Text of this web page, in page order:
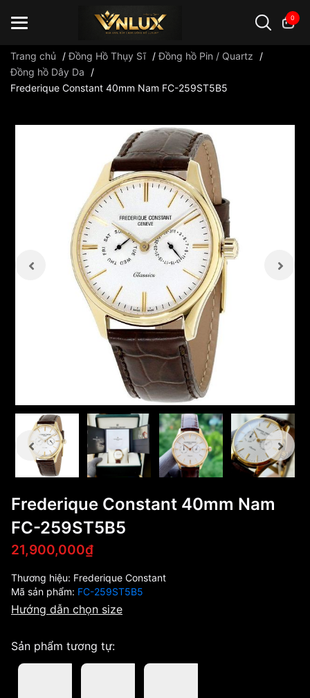
0
Đồng hồ casio đồng hồ G-Shock đồng hồ Orient ...
Trang chủ /Đồng Hồ Thụy Sĩ /Đồng hồ Pin / Quartz
/
Đồng hồ Dây Da
/
Frederique Constant 40mm Nam FC-259ST5B5
Frederique Constant 40mm Nam
FC-259ST5B5
21,900,000₫
Thương hiệu: Frederique Constant
Mã sản phẩm: FC-259ST5B5
Hướng dẫn chọn size
Sản phẩm tương tự: